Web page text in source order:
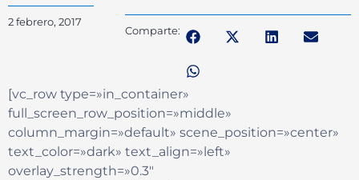
2 febrero, 2017
Comparte:
[vc_row type=»in_container»
full_screen_row_position=»middle»
column_margin=»default» scene_position=»center»
text_color=»dark» text_align=»left»
overlay_strength=»0.3″